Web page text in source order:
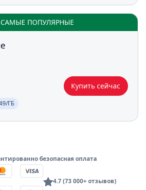
САМЫЕ ПОПУЛЯРНЫЕ
Купить сейчас
ГБ
безопасная оплата
4.7 (73 000+ отзывов)